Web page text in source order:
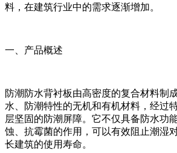
料，在建筑行业中的需求逐渐增加。
一、产品概述
防潮防水背衬板由高密度的复合材料制
水、防潮特性的无机和有机材料，经过
层坚固的防潮屏障。它不仅具备防水功
蚀、抗霉菌的作用，可以有效阻止潮湿
长建筑的使用寿命。